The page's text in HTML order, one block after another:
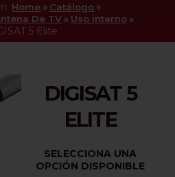
Home » Catálogo »
De TV » Uso interno »
5 Elite
DIGISAT 5
ELITE
SELECCIONA UNA
OPCIÓN DISPONIBLE